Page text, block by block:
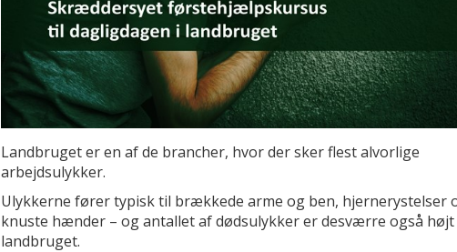
Landbruget er en af de brancher, hvor der sker flest alvorlige
arbejdsulykker.
Ulykkerne fører typisk til brækkede arme og ben, hjernerystelser
knuste hænder – og antallet af dødsulykker er desværre også højt
landbruget.